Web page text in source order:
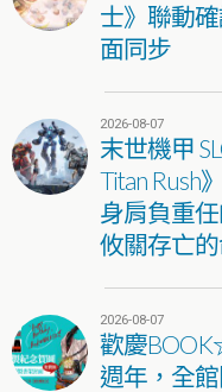
士》聯動
面同步
2026-08-07
末世機甲
Titan Rush
身肩負重
攸關存亡的
2026-08-07
歡慶
週年，全